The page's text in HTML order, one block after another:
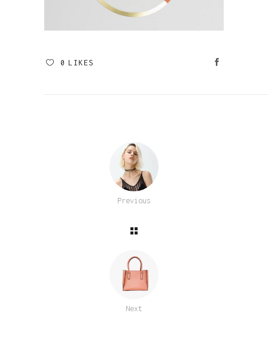
0 LIKES
Previous
Next